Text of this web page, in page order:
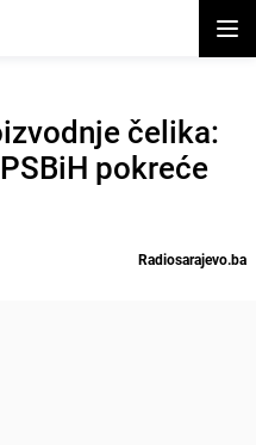
čelika:
pokreće
Radiosarajevo.ba